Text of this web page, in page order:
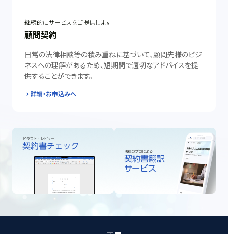
継続的にサービスをご提供します
顧問契約
日常の法律相談等の積み重ねに基づいて、顧問先様のビジ
ネスへの理解があるため、短期間で適切なアドバイスを提
供することができます。
詳細・お申込みへ